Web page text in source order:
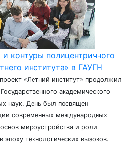
контуры полицентричного
института» в ГАУГН
«Летний институт» продолжил
академического
наук. День был посвящен
современных международных
мироустройства и роли
эпоху технологических вызовов.